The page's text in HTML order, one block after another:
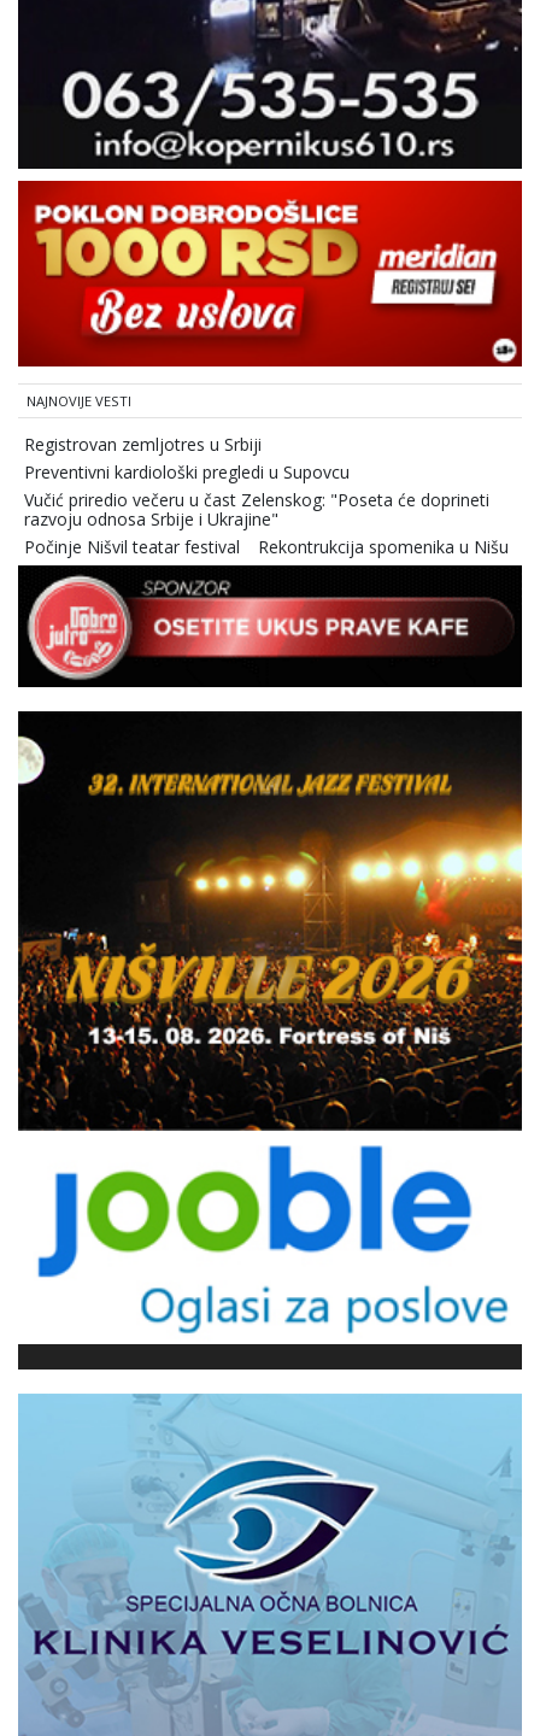
NAJNOVIJE VESTI
Registrovan zemljotres u Srbiji
Preventivni kardiološki pregledi u Supovcu
Vučić priredio večeru u čast Zelenskog: "Poseta će doprineti
razvoju odnosa Srbije i Ukrajine"
Počinje Nišvil teatar festival
Rekontrukcija spomenika u Nišu